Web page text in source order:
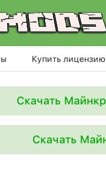
Купить
Скачать
Скачать